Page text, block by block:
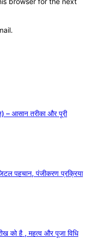
आसान तरीका और पूरी
पहचान, पंजीकरण प्रक्रिया
को है , महत्व और पूजा विधि